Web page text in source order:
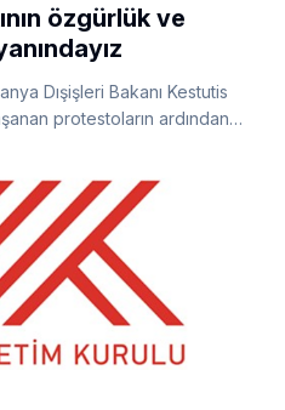
özgürlük ve
Dışişleri Bakanı Kestutis
protestoların ardından
desteklediğini açıkladı.